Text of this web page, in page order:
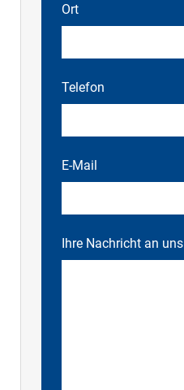
Ort
Telefon
E-Mail
Ihre Nachricht an uns